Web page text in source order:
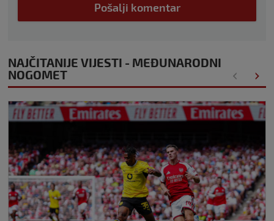
Pošalji komentar
NAJČITANIJE VIJESTI - MEĐUNARODNI
NOGOMET